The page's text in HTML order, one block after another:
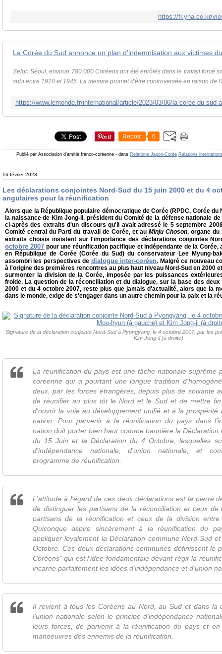
https://fr.yna.co.kr/
Selon Séoul, environ 780 000 Coréens ont été enrôlés dans le travail forcé
subi entre 1910 et 1945. La mesure promet d'être controversée en raison de
Repost 0
Publié par Association d'amitié franco-coréenne - dans Relations Japon-Corée Relations
16 février 2023
Les déclarations conjointes Nord-Sud du 15 juin 2000 et du 4
angulaires pour la réunification
Alors que la République populaire démocratique de Corée (RPDC, Corée
la naissance de Kim Jong-il, président du Comité de la défense nationale
ci-après des extraits d'un discours qu'il avait adressé le 5 septembre
Comité central du Parti du travail de Corée, et auMinju Choson, organe du
extraits choisis insistent sur l'importance des déclarations conjointes
octobre 2007 pour une réunification pacifique et indépendante de la
en République de Corée (Corée du Sud) du conservateur Lee Myung-
assombri les perspectives de dialogue inter-coréen. Malgré ce nouveau
à l'origine des premières rencontres au plus haut niveau Nord-Sud en 2000
surmonter la division de la Corée, imposée par les puissances
froide. La question de la réconciliation et du dialogue, sur la base des
2000 et du 4 octobre 2007, reste plus que jamais d'actualité, alors que la
dans le monde, exige de s'engager dans un autre chemin pour la paix et la
Signature de la déclaration conjointe Nord-Sud à Pyongyang, le 4 octobre 2007, par les
Kim Jong-il (à droite)
La réunification du pays est une tâche nationale suprême
coréenne qui a pourtant une longue tradition
deux, par les forces étrangères, depuis plus de soixante
de réunifier au plus tôt le Nord et le Sud et de mettre
d'ouvrir la voie au développement unifié et à la
nation. Pour parvenir à la réunification du pays dans
nation doit porter bien haut comme bannière la Déclaration
du 15 Juin et la Déclaration du 4 Octobre, lesquelles
d'indépendance nationale, d'union nationale, et
programme de réunification.
L'attitude à l'égard de ces deux déclarations est la pierre
de distinguer les partisans de la réconciliation et ceux de
partisans de la réunification et ceux de la division
Quiconque aspire sincèrement à la réunification du
appliquer loyalement la Déclaration commune Nord-Sud
Octobre. Ces deux déclarations communes définissent le
Coréens" qui est l'idée fondamentale devant régir la
incarne parfaitement les idées d'indépendance et d'union
Il revient à tous les Coréens au Nord, au Sud et dans la
l'union nationale selon le principe d'indépendance
leurs forces, de parvenir à la réunification du pays et
manoeuvres des ennemis de la réunification.